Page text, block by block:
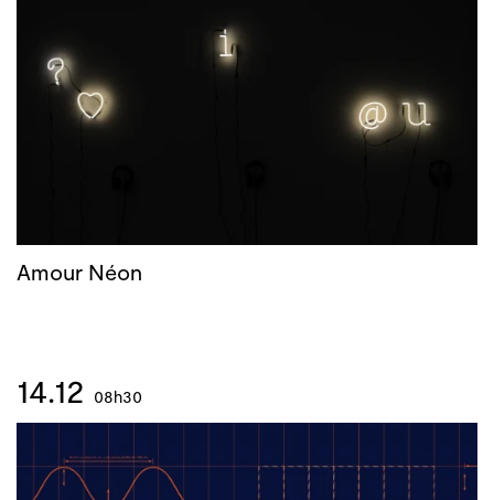
Amour Néon
14.12 08h30